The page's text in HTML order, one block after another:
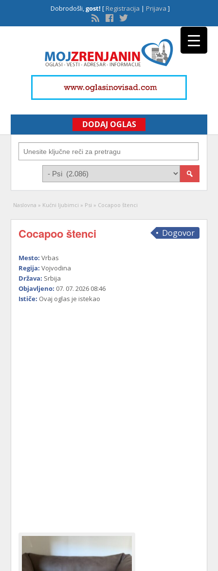
Dobrodošli,gost! [Registracija | Prijava ]
DODAJ OGLAS
Naslovna » Kućni ljubimci » Psi » Cocapoo štenci
Dogovor
Cocapoo štenci
Mesto: Vrbas
Regija: Vojvodina
Država: Srbija
Objavljeno: 07. 07. 2026 08:46
Ističe: Ovaj oglas je istekao